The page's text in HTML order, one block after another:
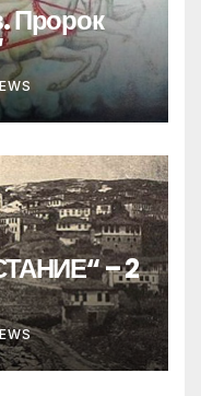
Пророк
– 2